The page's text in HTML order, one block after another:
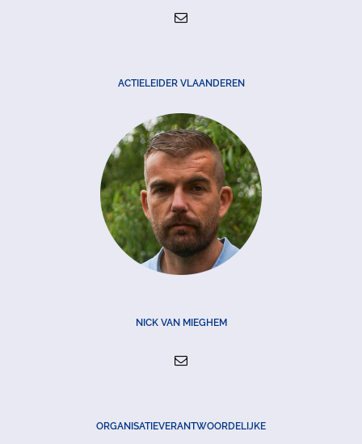
ACTIELEIDER VLAANDEREN
NICK VAN MIEGHEM
ORGANISATIEVERANTWOORDELIJKE